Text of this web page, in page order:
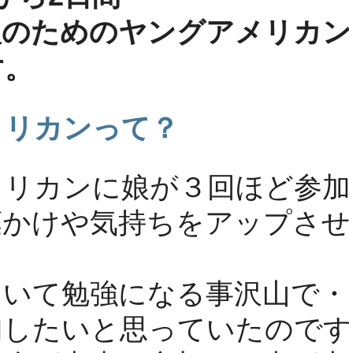
のためのヤングアメリカ
カンって？
カンに娘が３回ほど参
や気持ちをアップさせ
て勉強になる事沢山で
たいと思っていたので
が出来て参加する事が